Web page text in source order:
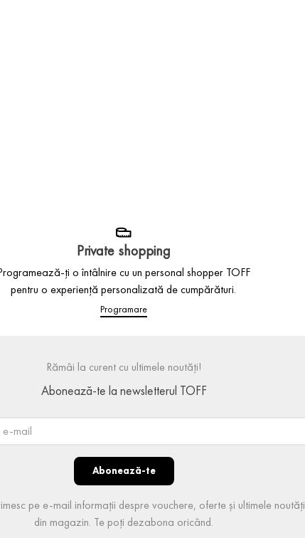
Private shopping
ți o întâlnire cu un personal shopper TOFF
pentru o experiență personalizată de cumpărături.
Programare
Rămâi la curent cu ultimele noutăți!
Abonează-te la newsletterul TOFF
Abonează-te
pe e-mail informații despre vouchere, oferte și ultimele noutăți
din magazin. Te poți dezabona oricând.